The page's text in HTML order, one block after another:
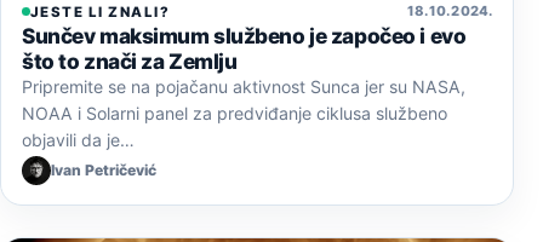
JESTE LI ZNALI? 18. 10. 2024.
Sunčev maksimum službeno je započeo i evo
što to znači za Zemlju
Pripremite se na pojačanu aktivnost Sunca jer su NASA,
NOAA i Solarni panel za predviđanje ciklusa službeno
objavili da je…
Ivan Petričević